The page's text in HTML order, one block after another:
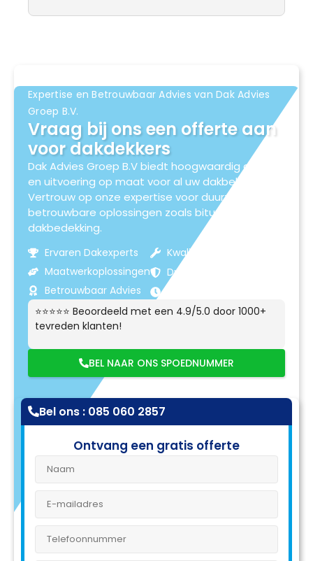
Expertise en Betrouwbaar Advies van Dak Advies
Groep B.V.
Vraag bij ons een offerte aan
voor dakdekkers
Dak Advies Groep B.V biedt hoogwaardig advies
en uitvoering op maat voor al uw dakbehoeften.
Vertrouw op onze expertise voor duurzame en
betrouwbare oplossingen zoals bitumen
dakbedekking.
Ervaren Dakexperts
Maatwerkoplossingen
Betrouwbaar Advies
Kwaliteitsmaterialen
Duurzame Resultaten
⭐⭐⭐⭐⭐ Beoordeeld met een 4.9/5.0 door 1000+
tevreden klanten!
BEL NAAR ONS SPOEDNUMMER
Bel ons : 085 060 2857
Ontvang een gratis offerte